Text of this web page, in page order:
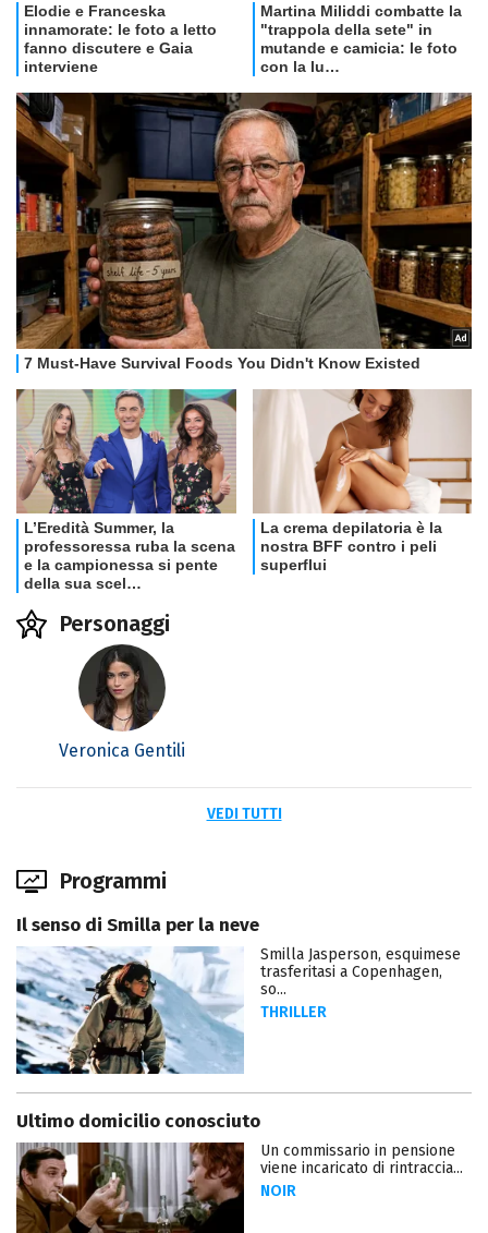
Personaggi
Veronica Gentili
VEDI TUTTI
Programmi
Il senso di Smilla per la neve
Smilla Jasperson, esquimese
trasferitasi a Copenhagen,
so...
THRILLER
Ultimo domicilio conosciuto
Un commissario in pensione
viene incaricato di rintraccia...
NOIR